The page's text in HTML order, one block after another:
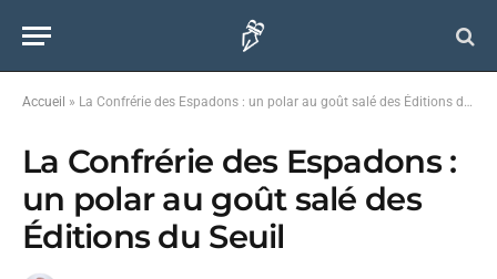
Accueil » La Confrérie des Espadons : un polar au goût salé des Éditions du Seuil
La Confrérie des Espadons :
un polar au goût salé des
Éditions du Seuil